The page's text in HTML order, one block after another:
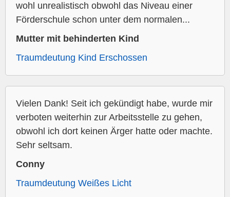
wohl unrealistisch obwohl das Niveau einer
Förderschule schon unter dem normalen...
Mutter mit behinderten Kind
Traumdeutung Kind Erschossen
Vielen Dank! Seit ich gekündigt habe, wurde mir
verboten weiterhin zur Arbeitsstelle zu gehen,
obwohl ich dort keinen Ärger hatte oder machte.
Sehr seltsam.
Conny
Traumdeutung Weißes Licht